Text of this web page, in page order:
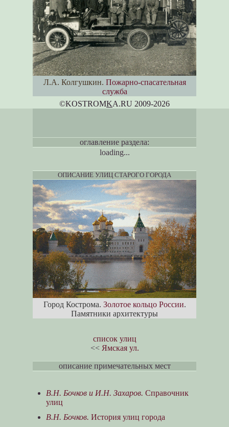
Л.А. Колгушкин. Пожарно-спасательная
служба
©KOSTROMKA.RU 2009-2026
оглавление раздела:
loading...
ОПИСАНИЕ УЛИЦ СТАРОГО ГОРОДА
Город Кострома. Золотое кольцо России.
Памятники архитектуры
список улиц
<< Ямская ул.
описание примечательных мест
В.Н. Бочков и И.Н. Захаров. Справочник
улиц
В.Н. Бочков. История улиц города